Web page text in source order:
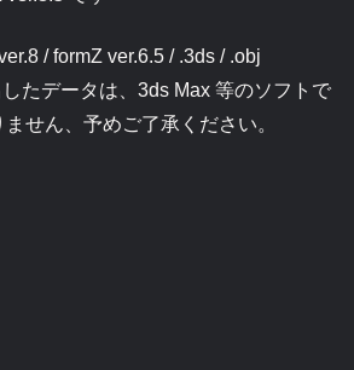
/ formZ ver.6.5 / .3ds / .obj
たデータは、3ds Max 等のソフトで
せん、予めご了承ください。